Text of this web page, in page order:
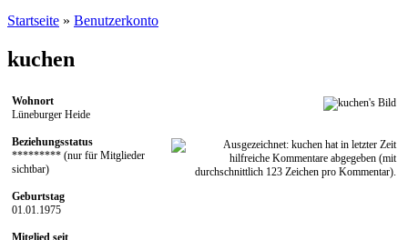
Startseite » Benutzerkonto
kuchen
Wohnort
Lüneburger Heide
Beziehungsstatus
********* (nur für Mitglieder
sichtbar)
Geburtstag
01.01.1975
Mitglied seit